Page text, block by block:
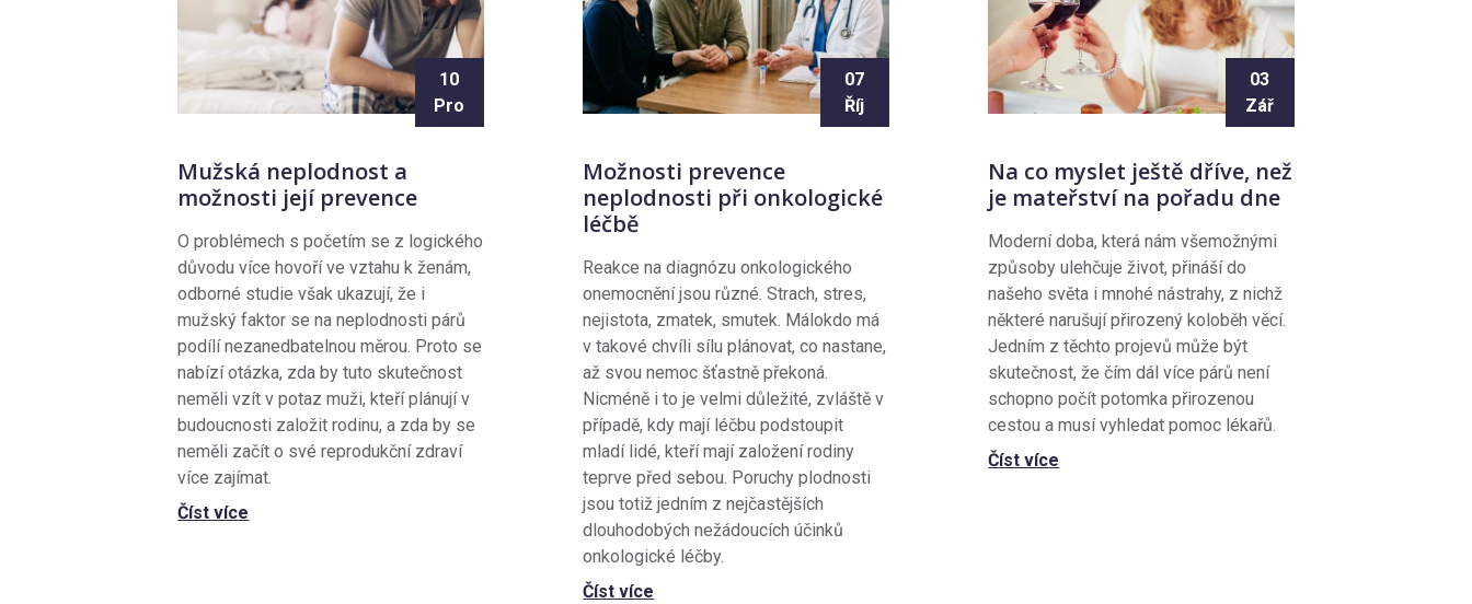
10
Pro
Mužská neplodnost a
možnosti její prevence
O problémech s početím se z logického
důvodu více hovoří ve vztahu k ženám,
odborné studie však ukazují, že i
mužský faktor se na neplodnosti párů
podílí nezanedbatelnou měrou. Proto se
nabízí otázka, zda by tuto skutečnost
neměli vzít v potaz muži, kteří plánují v
budoucnosti založit rodinu, a zda by se
neměli začít o své reprodukční zdraví
více zajímat.
Číst více
07
Říj
Možnosti prevence
neplodnosti při onkologické
léčbě
Reakce na diagnózu onkologického
onemocnění jsou různé. Strach, stres,
nejistota, zmatek, smutek. Málokdo má
v takové chvíli sílu plánovat, co nastane,
až svou nemoc šťastně překoná.
Nicméně i to je velmi důležité, zvláště v
případě, kdy mají léčbu podstoupit
mladí lidé, kteří mají založení rodiny
teprve před sebou. Poruchy plodnosti
jsou totiž jedním z nejčastějších
dlouhodobých nežádoucích účinků
onkologické léčby.
Číst více
03
Zář
Na co myslet ještě dříve, než
je mateřství na pořadu dne
Moderní doba, která nám všemožnými
způsoby ulehčuje život, přináší do
našeho světa i mnohé nástrahy, z nichž
některé narušují přirozený koloběh věcí.
Jedním z těchto projevů může být
skutečnost, že čím dál více párů není
schopno počít potomka přirozenou
cestou a musí vyhledat pomoc lékařů.
Číst více